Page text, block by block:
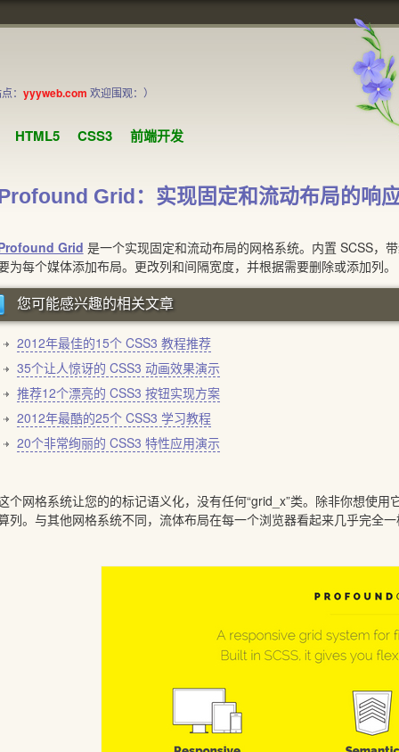
： yyyweb.com 欢迎围观：）
HTML5 CSS3 前端开发
Grid：实现固定和流动布局的响
Grid 是一个实现固定和流动布局的网格系统。内置 SCSS，
为每个媒体添加布局。更改列和间隔宽度，并根据需要删除或添加列。
您可能感兴趣的相关文章
2012年最佳的15个 CSS3 教程推荐
35个让人惊讶的 CSS3 动画效果演示
推荐12个漂亮的 CSS3 按钮实现方案
2012年最酷的25个 CSS3 学习教程
20个非常绚丽的 CSS3 特性应用演示
网格系统让您的的标记语义化，没有任何“grid_x”类。除非你想使用
列。与其他网格系统不同，流体布局在每一个浏览器看起来几乎完全